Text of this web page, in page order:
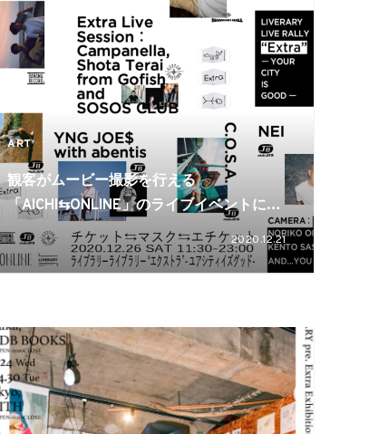
ART
観客がムービー撮影を行える
「AICHI⇆ONLINE」のライブイベントに
C.O.S.A.、STUTSらが出演
2020.12.21